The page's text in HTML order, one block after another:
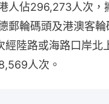
人佔296,273人次，
郵輪碼頭及港澳客
經陸路或海路口岸北
人次。